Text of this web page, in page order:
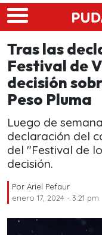
Skip to main content
Tras las
Festival de
decisión
Peso Pluma
Luego de
declaración del
del "Festival de
decisión.
Por Ariel Pefaur
enero 17, 2024 - 3:21 pm